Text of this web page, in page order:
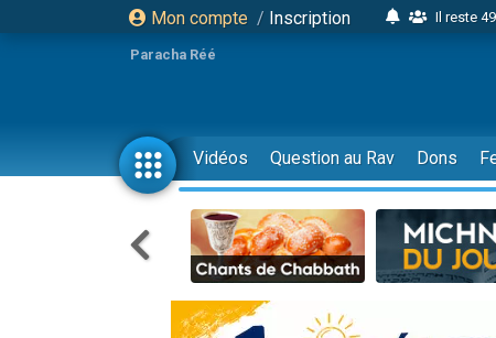
Mon compte / Inscription
Il reste
2
6
4
2
17
4 personnes
Il reste
Paracha Réé
Vidéos Question au Rav Dons